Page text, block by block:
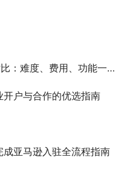
度、费用、功能一文解析
户与合作的优选指南
亚马逊入驻全流程指南